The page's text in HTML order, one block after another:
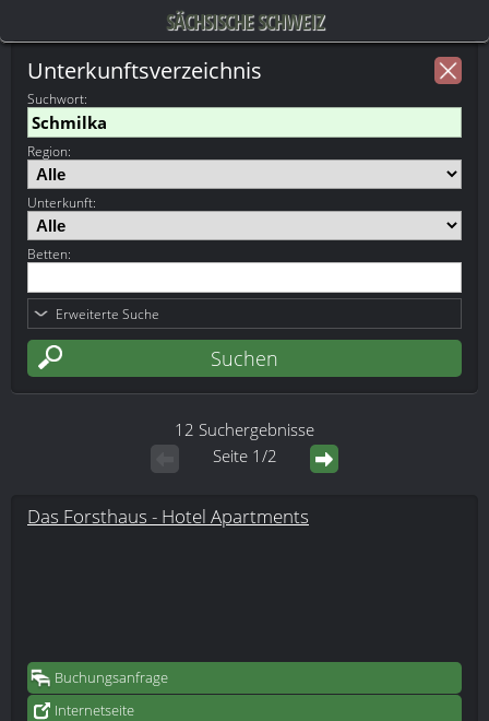
SÄCHSISCHE SCHWEIZ
Unterkunftsverzeichnis
Suchwort:
Region:
Unterkunft:
Betten:
Erweiterte Suche
12 Suchergebnisse
Seite 1/2
Das Forsthaus - Hotel Apartments
Buchungsanfrage
Internetseite